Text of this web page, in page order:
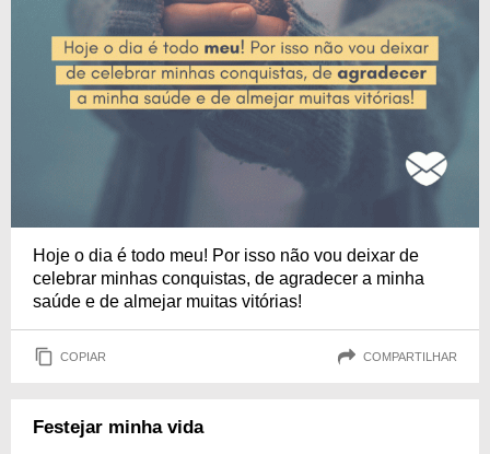
Hoje o dia é todo meu! Por isso não vou deixar de
celebrar minhas conquistas, de agradecer a minha
saúde e de almejar muitas vitórias!
COPIAR COMPARTILHAR
Festejar minha vida